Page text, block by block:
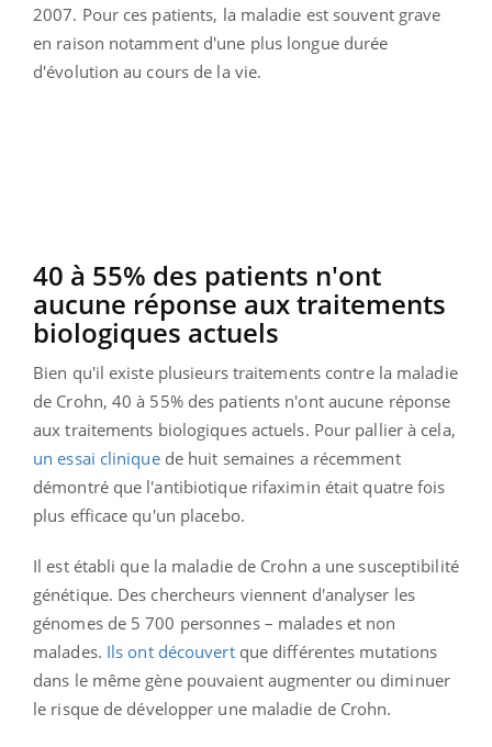
2007. Pour ces patients, la maladie est souvent grave
en raison notamment d'une plus longue durée
d'évolution au cours de la vie.
40 à 55% des patients n'ont
aucune réponse aux traitements
biologiques actuels
Bien qu'il existe plusieurs traitements contre la maladie
de Crohn, 40 à 55% des patients n'ont aucune réponse
aux traitements biologiques actuels. Pour pallier à cela,
un essai cliniquede huit semaines a récemment
démontré que l'antibiotique rifaximin était quatre fois
plus efficace qu'un placebo.
Il est établi que la maladie de Crohn a une susceptibilité
génétique. Des chercheurs viennent d'analyser les
génomes de 5 700 personnes – malades et non
malades. Ils ont découvertque différentes mutations
dans le même gène pouvaient augmenter ou diminuer
le risque de développer une maladie de Crohn.